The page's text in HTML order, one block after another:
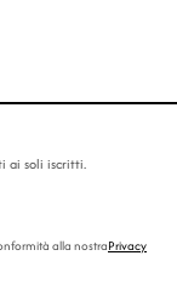
ai soli iscritti.
alla nostraPrivacy